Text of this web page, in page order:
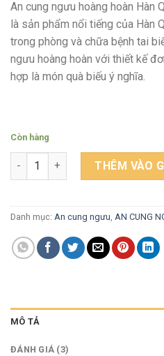
giá
An cung ngưu hoàng hoàn Hàn
là sản phẩm nổi tiếng của Hàn
trong phòng và chữa bệnh tai
ngưu hoàng hoàn với thiết kế
hợp là món quà biếu ý nghĩa.
Còn hàng
VIÊN UỐNG BỔ NÃO CÂN
THÊM VÀO
Danh mục: An cung ngưu AN CUNG
MÔ TẢ
ĐÁNH GIÁ (3)